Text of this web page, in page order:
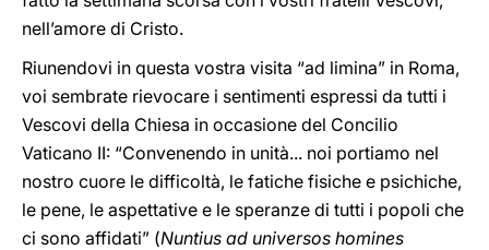
nell’amore di Cristo.
Riunendovi in questa vostra visita “ad limina” in Roma,
voi sembrate rievocare i sentimenti espressi da tutti i
Vescovi della Chiesa in occasione del Concilio
Vaticano II: “Convenendo in unità... noi portiamo nel
nostro cuore le difficoltà, le fatiche fisiche e psichiche,
le pene, le aspettative e le speranze di tutti i popoli che
ci sono affidati” (Nuntius ad universos homines